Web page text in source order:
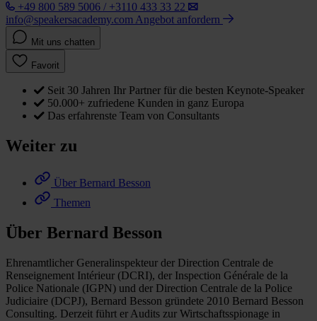
+49 800 589 5006 / +3110 433 33 22
info@speakersacademy.com Angebot anfordern
Mit uns chatten
Favorit
Seit 30 Jahren Ihr Partner für die besten Keynote-Speaker
50.000+ zufriedene Kunden in ganz Europa
Das erfahrenste Team von Consultants
Weiter zu
Über Bernard Besson
Themen
Über Bernard Besson
Ehrenamtlicher Generalinspekteur der Direction Centrale de
Renseignement Intérieur (DCRI), der Inspection Générale de la
Police Nationale (IGPN) und der Direction Centrale de la Police
Judiciaire (DCPJ), Bernard Besson gründete 2010 Bernard Besson
Consulting. Derzeit führt er Audits zur Wirtschaftsspionage in